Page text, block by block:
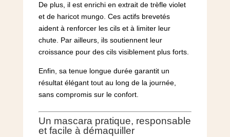
De plus, il est enrichi en extrait de trèfle violet
et de haricot mungo. Ces actifs brevetés
aident à renforcer les cils et à limiter leur
chute. Par ailleurs, ils soutiennent leur
croissance pour des cils visiblement plus forts.
Enfin, sa tenue longue durée garantit un
résultat élégant tout au long de la journée,
sans compromis sur le confort.
Un mascara pratique, responsable
et facile à démaquiller